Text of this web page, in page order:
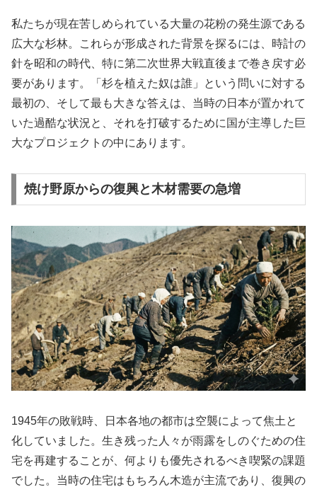
私たちが現在苦しめられている大量の花粉の発生源である
広大な杉林。これらが形成された背景を探るには、時計の
針を昭和の時代、特に第二次世界大戦直後まで巻き戻す必
要があります。「杉を植えた奴は誰」という問いに対する
最初の、そして最も大きな答えは、当時の日本が置かれて
いた過酷な状況と、それを打破するために国が主導した巨
大なプロジェクトの中にあります。
焼け野原からの復興と木材需要の急増
1945年の敗戦時、日本各地の都市は空襲によって焦土と
化していました。生き残った人々が雨露をしのぐための住
宅を再建することが、何よりも優先されるべき喫緊の課題
でした。当時の住宅はもちろん木造が主流であり、復興の